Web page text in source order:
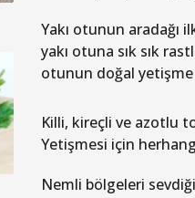
Yakı otunun aradağı
yakı otuna sık sık
otunun doğal yetişme
Killi, kireçli ve azotlu
Yetişmesi için
Nemli bölgeleri